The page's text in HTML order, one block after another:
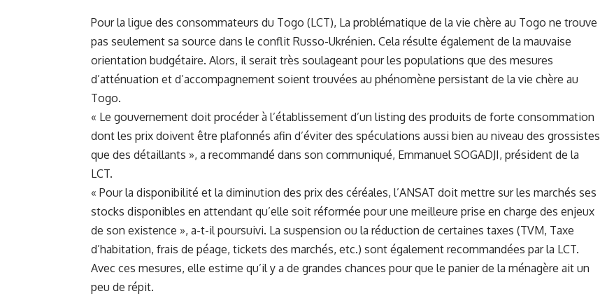
Pour la ligue des consommateurs du Togo (LCT), La problématique de la vie chère au Togo ne trouve
pas seulement sa source dans le conflit Russo-Ukrénien. Cela résulte également de la mauvaise
orientation budgétaire. Alors, il serait très soulageant pour les populations que des mesures
d’atténuation et d’accompagnement soient trouvées au phénomène persistant de la vie chère au
Togo.
« Le gouvernement doit procéder à l’établissement d’un listing des produits de forte consommation
dont les prix doivent être plafonnés afin d’éviter des spéculations aussi bien au niveau des grossistes
que des détaillants », a recommandé dans son communiqué, Emmanuel SOGADJI, président de la
LCT.
« Pour la disponibilité et la diminution des prix des céréales, l’ANSAT doit mettre sur les marchés ses
stocks disponibles en attendant qu’elle soit réformée pour une meilleure prise en charge des enjeux
de son existence », a-t-il poursuivi. La suspension ou la réduction de certaines taxes (TVM, Taxe
d’habitation, frais de péage, tickets des marchés, etc.) sont également recommandées par la LCT.
Avec ces mesures, elle estime qu’il y a de grandes chances pour que le panier de la ménagère ait un
peu de répit.